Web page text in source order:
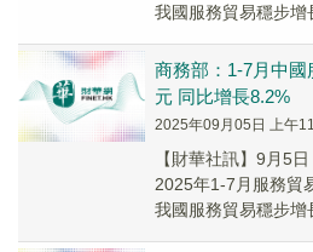
我國服務貿易穩步增
商務部：1-7月中國
元 同比增長8.2%
2025年09月05日 上午
【財華社訊】9月5
2025年1-7月服務貿
我國服務貿易穩步增